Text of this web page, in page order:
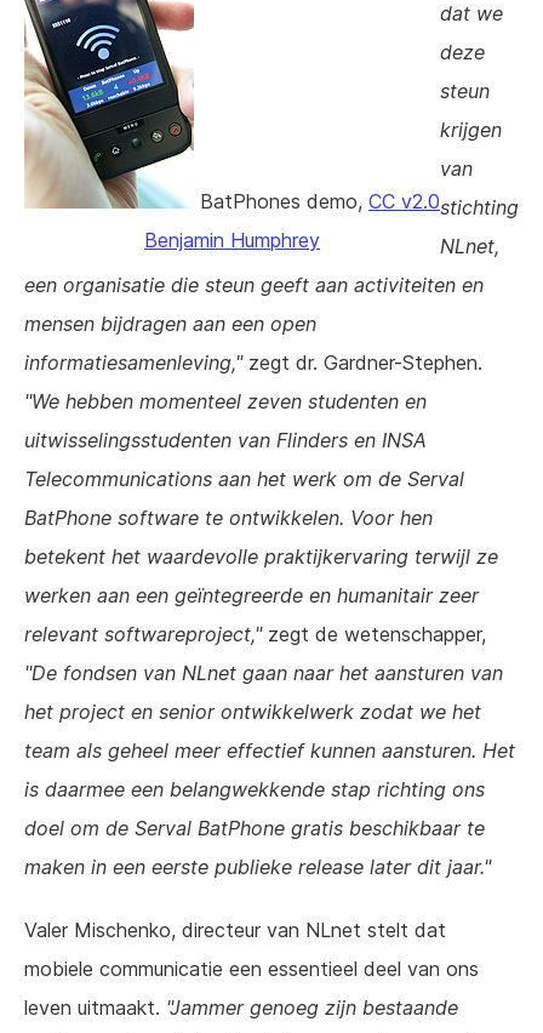
BatPhones demo, CC v2.0
Benjamin Humphrey
dat we
deze
steun
krijgen
van
stichting
NLnet,
een organisatie die steun geeft aan activiteiten en
mensen bijdragen aan een open
informatiesamenleving,"zegt dr. Gardner-Stephen.
"We hebben momenteel zeven studenten en
uitwisselingsstudenten van Flinders en INSA
Telecommunications aan het werk om de Serval
BatPhone software te ontwikkelen. Voor hen
betekent het waardevolle praktijkervaring terwijl ze
werken aan een geïntegreerde en humanitair zeer
relevant softwareproject,"zegt de wetenschapper,
"De fondsen van NLnet gaan naar het aansturen van
het project en senior ontwikkelwerk zodat we het
team als geheel meer effectief kunnen aansturen. Het
is daarmee een belangwekkende stap richting ons
doel om de Serval BatPhone gratis beschikbaar te
maken in een eerste publieke release later dit jaar."
Valer Mischenko, directeur van NLnet stelt dat
mobiele communicatie een essentieel deel van ons
leven uitmaakt. "Jammer genoeg zijn bestaande